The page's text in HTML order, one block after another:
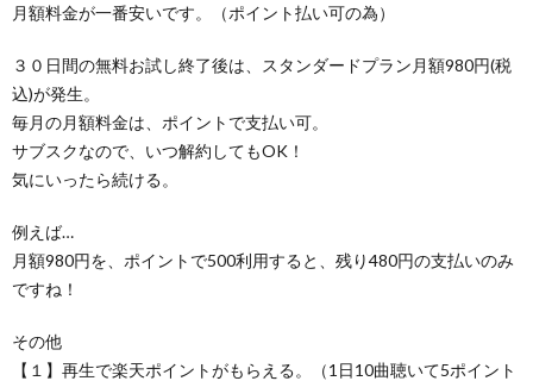
月額料金が一番安いです。（ポイント払い可の為）
３０日間の無料お試し終了後は、スタンダードプラン月額980円(税
込)が発生。
毎月の月額料金は、ポイントで支払い可。
サブスクなので、いつ解約してもOK！
気にいったら続ける。
例えば…
月額980円を、ポイントで500利用すると、残り480円の支払いのみ
ですね！
その他
【１】再生で楽天ポイントがもらえる。（1日10曲聴いて5ポイント